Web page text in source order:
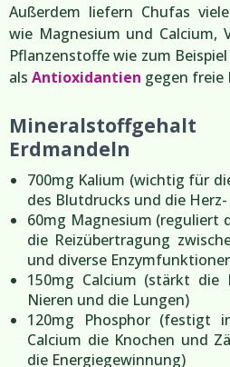
Außerdem liefern Chufas
wie Magnesium und Calcium,
Pflanzenstoffe wie zum
als Antioxidantien gegen freie
Erdmandeln
700mg Kalium (wichtig für
des Blutdrucks und die
60mg Magnesium (reguliert
die Reizübertragung
und diverse
150mg Calcium (stärkt die
Nieren und die Lungen)
120mg Phosphor (festigt
Calcium die Knochen und
die Energiegewinnung)